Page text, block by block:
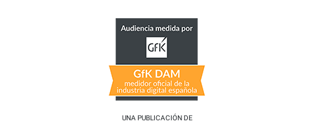
UNA PUBLICACIÓN DE